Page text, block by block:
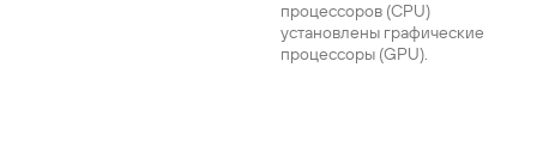
процессоров (CPU)
установлены графические
процессоры (GPU).